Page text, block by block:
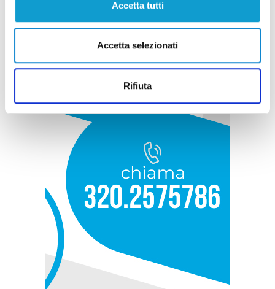
Accetta tutti
Accetta selezionati
Rifiuta